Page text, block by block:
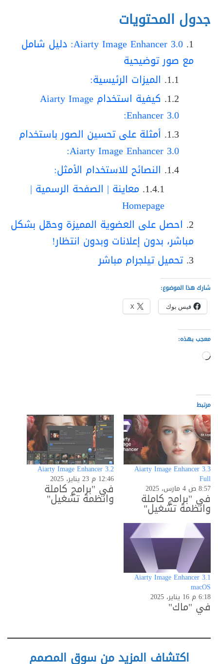
جدول المحتويات
Aiarty Image Enhancer 3.0: دليل شامل
مع صور توضيحية
الميزات الرئيسية:
كيفية استخدام Aiarty Image
Enhancer 3.0:
أمثلة على تحسين الصور باستخدام
Aiarty Image Enhancer 3.0:
النصائح للاستخدام الأمثل:
معاينة | الصفحة الرسمية |
Homepage
احصل على العضوية المميزة وحمّل بشكل
مباشر، بدون إعلانات وبدون انتظار!
تحميل تيلجرام مباشر
شارك هذا الموضوع:
فيس بوك X
معجب بهذه:
جاري
مرتبط
Aiarty Image Enhancer 3.3
Full
8:57 ص 4 مارس، 2025
في "برامج كاملة
وانظمة تشغيل"
Aiarty Image Enhancer 3.2
12:46 م 23 يناير، 2025
في "برامج كاملة
وانظمة تشغيل"
Aiarty Image Enhancer 3.1
macOS
6:18 م 16 يناير، 2025
في "ماك"
اكتشاف المزيد من سوق المصمم